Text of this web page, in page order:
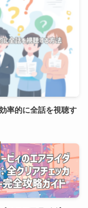
率的に全話を視聴す